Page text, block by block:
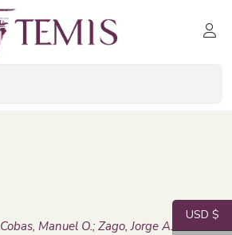
Cobas, Manuel O.; Zago, Jorge A.
USD $